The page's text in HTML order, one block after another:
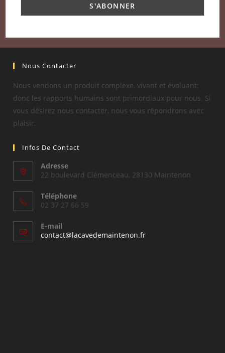
Nous Contacter
Nous vendons un produit complexe, vivant et évoluant;
donc les rapports humains sont primordiaux pour nous. Si
vous désirez nous contacter, nous vous répondrons avec
plaisir.
Infos De Contact
Adresse
22 boulevard Clémenceau, 28130 Maintenon
Téléphone
02 37 27 66 59
E-mail
contact@lacavedemaintenon.frS’ouvre